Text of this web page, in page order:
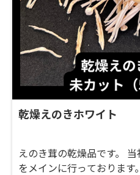
乾燥えのきホワイト
えのき茸の乾燥品です。
をメインに行っております